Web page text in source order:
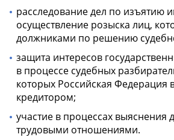
расследование дел по изъятию
осуществление розыска лиц,
должниками по решению
защита интересов
в процессе судебных
которых Российская Федерация
кредитором;
участие в процессах выяснения
трудовыми отношениями.